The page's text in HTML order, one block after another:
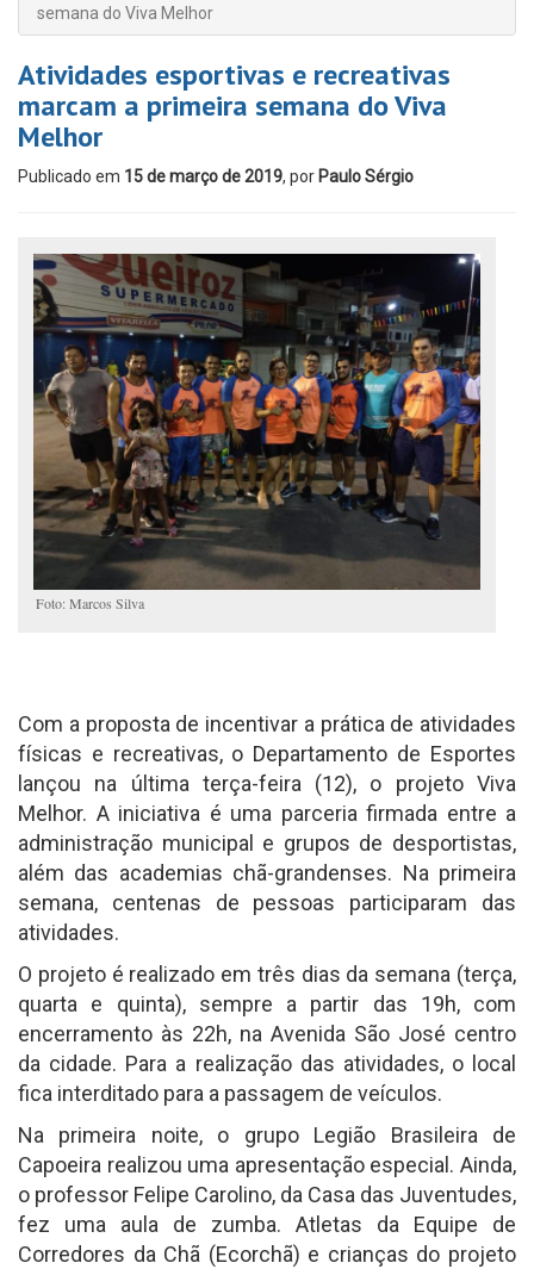
semana do Viva Melhor
Atividades esportivas e recreativas
marcam a primeira semana do Viva
Melhor
Publicado em 15 de março de 2019, por Paulo Sérgio
Foto: Marcos Silva
Com a proposta de incentivar a prática de atividades
físicas e recreativas, o Departamento de Esportes
lançou na última terça-feira (12), o projeto Viva
Melhor. A iniciativa é uma parceria firmada entre a
administração municipal e grupos de desportistas,
além das academias chã-grandenses. Na primeira
semana, centenas de pessoas participaram das
atividades.
O projeto é realizado em três dias da semana (terça,
quarta e quinta), sempre a partir das 19h, com
encerramento às 22h, na Avenida São José centro
da cidade. Para a realização das atividades, o local
fica interditado para a passagem de veículos.
Na primeira noite, o grupo Legião Brasileira de
Capoeira realizou uma apresentação especial. Ainda,
o professor Felipe Carolino, da Casa das Juventudes,
fez uma aula de zumba. Atletas da Equipe de
Corredores da Chã (Ecorchã) e crianças do projeto